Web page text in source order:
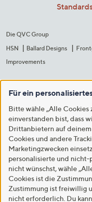
Die QVC Group
HSN
Ballard Designs
Improvements
Für ein
Bitte wähle „Alle Cookies
einverstanden bist, dass
Drittanbietern auf
Cookies und andere
Marketingzwecken
personalisierte und
nicht wünschst, wähle
Cookies ist die
Zustimmung ist freiwillig
nicht erforderlich. Du